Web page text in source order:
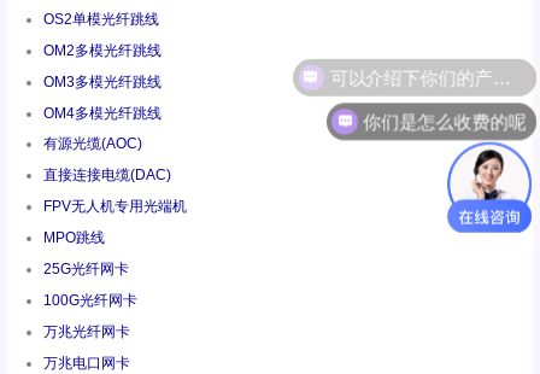
OS2单模光纤跳线
OM2多模光纤跳线
OM3多模光纤跳线
OM4多模光纤跳线
有源光缆(AOC)
直接连接电缆(DAC)
FPV无人机专用光端机
MPO跳线
25G光纤网卡
100G光纤网卡
万兆光纤网卡
万兆电口网卡
你们是怎么收费的呢